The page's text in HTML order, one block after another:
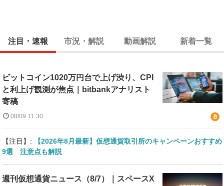
注目・速報 市況・解説 動画解説 新着一覧
ビットコイン1020万円台で上げ渋り、CPI
と利上げ観測が焦点｜bitbankアナリスト
寄稿
08/09 11:30
【注目】:
【2026年8月最新】仮想通貨取引所のキャンペーンおすすめ
9選 注意点も解説
週刊仮想通貨ニュース（8/7）｜スペースX